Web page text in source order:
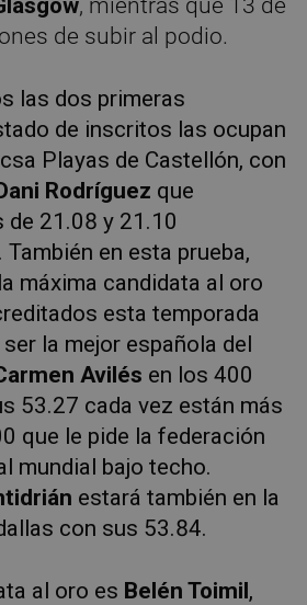
de subir al podio.
las dos primeras
de inscritos las ocupan
Playas de Castellón, con
Rodríguez que
de 21.08 y 21.10
en esta prueba,
máxima candidata al oro
esta temporada
la mejor española del
Avilés en los 400
53.27 cada vez están más
que le pide la federación
mundial bajo techo.
estará también en la
con sus 53.84.
al oro es Belén Toimil,